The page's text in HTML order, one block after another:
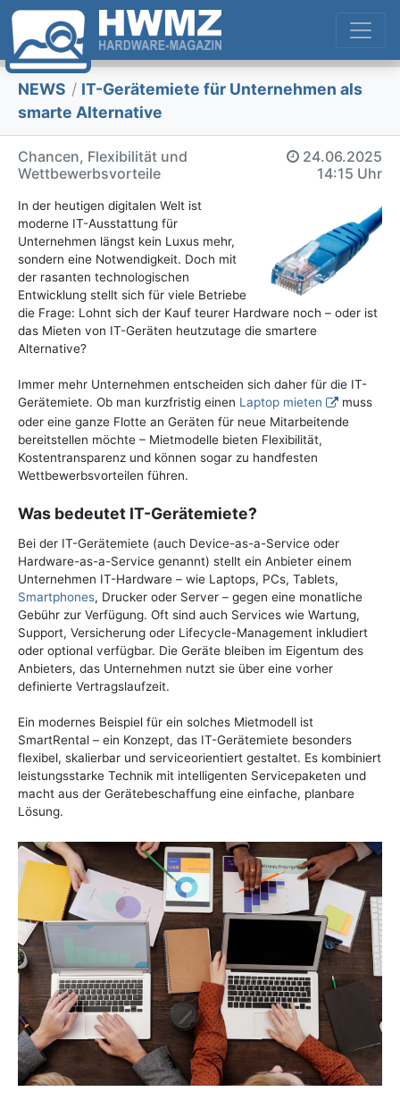
NEWS / IT-Gerätemiete für Unternehmen als
smarte Alternative
Chancen, Flexibilität und
Wettbewerbsvorteile
24.06.2025
14:15 Uhr
In der heutigen digitalen Welt ist
moderne IT-Ausstattung für
Unternehmen längst kein Luxus mehr,
sondern eine Notwendigkeit. Doch mit
der rasanten technologischen
Entwicklung stellt sich für viele Betriebe
die Frage: Lohnt sich der Kauf teurer Hardware noch – oder ist
das Mieten von IT-Geräten heutzutage die smartere
Alternative?
Immer mehr Unternehmen entscheiden sich daher für die IT-
Gerätemiete. Ob man kurzfristig einen Laptop mieten
muss
oder eine ganze Flotte an Geräten für neue Mitarbeitende
bereitstellen möchte – Mietmodelle bieten Flexibilität,
Kostentransparenz und können sogar zu handfesten
Wettbewerbsvorteilen führen.
Was bedeutet IT-Gerätemiete?
Bei der IT-Gerätemiete (auch Device-as-a-Service oder
Hardware-as-a-Service genannt) stellt ein Anbieter einem
Unternehmen IT-Hardware – wie Laptops, PCs, Tablets,
Smartphones, Drucker oder Server – gegen eine monatliche
Gebühr zur Verfügung. Oft sind auch Services wie Wartung,
Support, Versicherung oder Lifecycle-Management inkludiert
oder optional verfügbar. Die Geräte bleiben im Eigentum des
Anbieters, das Unternehmen nutzt sie über eine vorher
definierte Vertragslaufzeit.
Ein modernes Beispiel für ein solches Mietmodell ist
SmartRental – ein Konzept, das IT-Gerätemiete besonders
flexibel, skalierbar und serviceorientiert gestaltet. Es kombiniert
leistungsstarke Technik mit intelligenten Servicepaketen und
macht aus der Gerätebeschaffung eine einfache, planbare
Lösung.